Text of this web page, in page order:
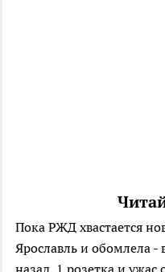
Пока РЖД хвастается
Ярославль и обомлела -
назад, 1 розетка и ужас